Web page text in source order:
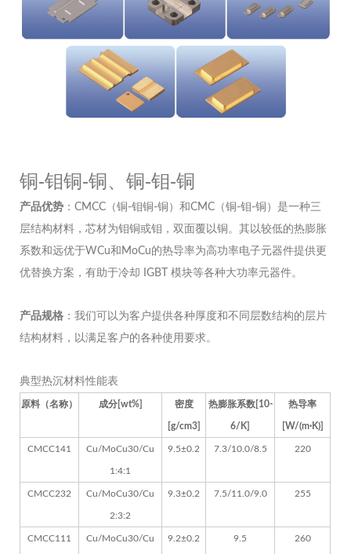
铜-钼铜-铜、铜-钼-铜
产品优势 ：CMCC（铜-钼铜-铜）和CMC（铜-钼-铜）是一种三
层结构材料，芯材为钼铜或钼，双面覆以铜。其以较低的热膨胀
系数和远优于WCu和MoCu的热导率为高功率电子元器件提供更
优替换方案，有助于冷却 IGBT 模块等各种大功率元器件。
产品规格 ：我们可以为客户提供各种厚度和不同层数结构的层片
结构材料，以满足客户的各种使用要求。
典型热沉材料性能表
原料（名称） 成分[wt%] 密度
[g/cm3]
热膨胀系数[10-
6/K]
热导率
[W/(m·K)]
CMCC141 Cu/MoCu30/Cu
1:4:1
9.5±0.2 7.3/10.0/8.5 220
CMCC232 Cu/MoCu30/Cu
2:3:2
9.3±0.2 7.5/11.0/9.0 255
CMCC111 Cu/MoCu30/Cu 9.2±0.2 9.5 260